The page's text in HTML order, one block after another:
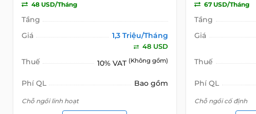
48 USD/Tháng
Tầng
Giá
1,3 Triệu/Tháng
48 USD
Thuế 10% VAT (Không gồm)
Phí QL Bao gồm
Chỗ ngồi linh hoạt
67 USD/Tháng
Tầng
Giá
Thuế
Phí QL
Chỗ ngồi cố định